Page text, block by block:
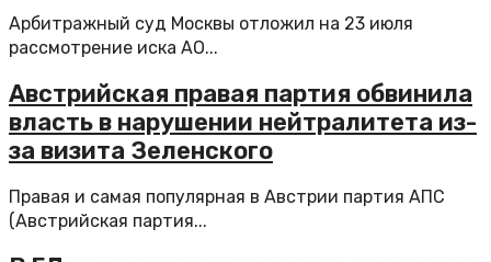
Арбитражный суд Москвы отложил на 23 июля
рассмотрение иска АО...
Австрийская правая партия обвинила
власть в нарушении нейтралитета из-
за визита Зеленского
Правая и самая популярная в Австрии партия АПС
(Австрийская партия...